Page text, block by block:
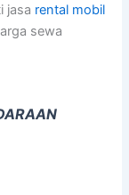
jasa rental mobil
sewa